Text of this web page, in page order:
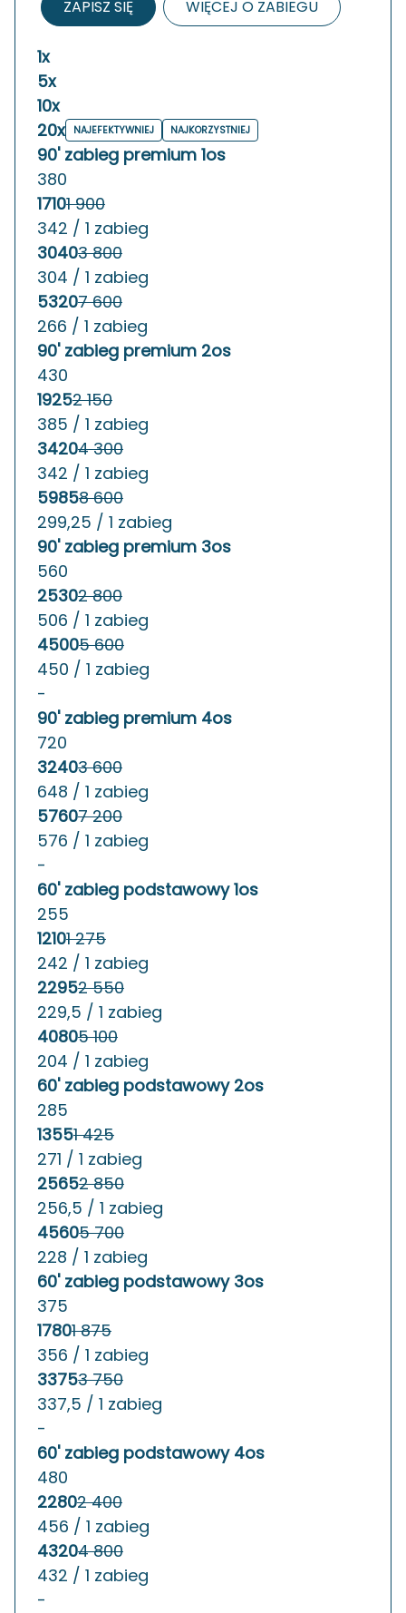
ZAPISZ SIĘ WIĘCEJ O ZABIEGU
1x
5x
10x
20x
NAJEFEKTYWNIEJ NAJKORZYSTNIEJ
90' zabieg premium 1os
380
17101 900
342 / 1 zabieg
30403 800
304 / 1 zabieg
53207 600
266 / 1 zabieg
90' zabieg premium 2os
430
19252 150
385 / 1 zabieg
34204 300
342 / 1 zabieg
59858 600
299,25 / 1 zabieg
90' zabieg premium 3os
560
25302 800
506 / 1 zabieg
45005 600
450 / 1 zabieg
-
90' zabieg premium 4os
720
32403 600
648 / 1 zabieg
57607 200
576 / 1 zabieg
-
60' zabieg podstawowy 1os
255
12101 275
242 / 1 zabieg
22952 550
229,5 / 1 zabieg
40805 100
204 / 1 zabieg
60' zabieg podstawowy 2os
285
13551 425
271 / 1 zabieg
25652 850
256,5 / 1 zabieg
45605 700
228 / 1 zabieg
60' zabieg podstawowy 3os
375
17801 875
356 / 1 zabieg
33753 750
337,5 / 1 zabieg
-
60' zabieg podstawowy 4os
480
22802 400
456 / 1 zabieg
43204 800
432 / 1 zabieg
-